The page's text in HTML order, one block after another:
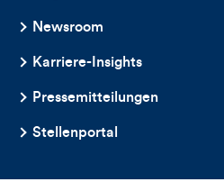
Newsroom
Karriere-Insights
Pressemitteilungen
Stellenportal